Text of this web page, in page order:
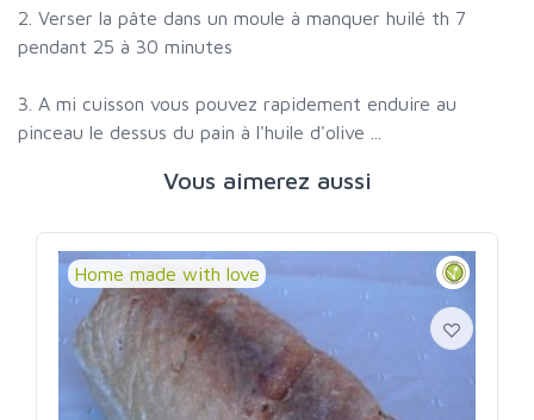
2. Verser la pâte dans un moule à manquer huilé th 7
pendant 25 à 30 minutes
3. A mi cuisson vous pouvez rapidement enduire au
pinceau le dessus du pain à l'huile d'olive ...
Vous aimerez aussi
Home made with love